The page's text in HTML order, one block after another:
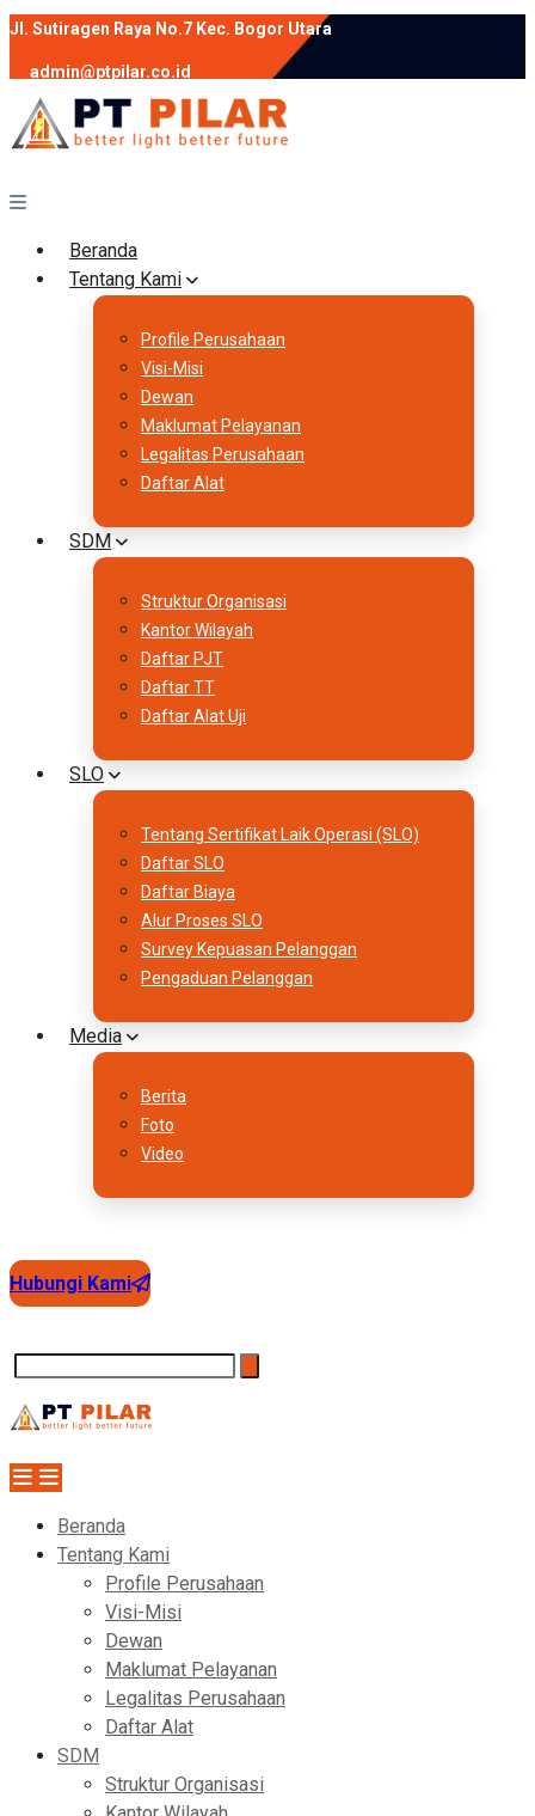
Jl. Sutiragen Raya No.7 Kec. Bogor Utara
admin@ptpilar.co.id
+62 812-9080-0020
instagram facebook
Follow :
Beranda
Tentang Kami
Profile Perusahaan
Visi-Misi
Dewan
Maklumat Pelayanan
Legalitas Perusahaan
Daftar Alat
SDM
Struktur Organisasi
Kantor Wilayah
Daftar PJT
Daftar TT
Daftar Alat Uji
SLO
Tentang Sertifikat Laik Operasi (SLO)
Daftar SLO
Daftar Biaya
Alur Proses SLO
Survey Kepuasan Pelanggan
Pengaduan Pelanggan
Media
Berita
Foto
Video
Hubungi Kami
Beranda
Tentang Kami
Profile Perusahaan
Visi-Misi
Dewan
Maklumat Pelayanan
Legalitas Perusahaan
Daftar Alat
SDM
Struktur Organisasi